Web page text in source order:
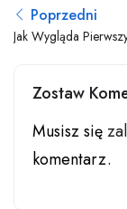
Poprzedni
Jak Wygląda
Zostaw
Musisz się
komentarz.